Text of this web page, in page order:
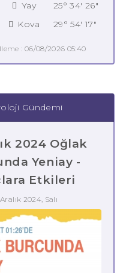
Yay
25° 34' 26"
Kova 29° 54' 17"
: 06/08/2026 05:40
Gündemi
2024 Oğlak
Yeniay -
Etkileri
2024, Salı